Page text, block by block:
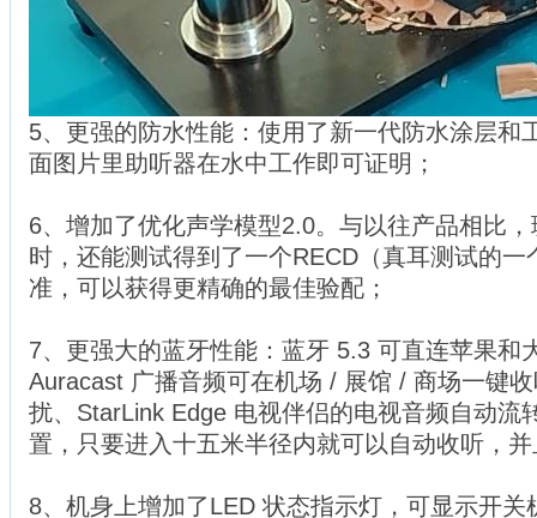
5、更强的防水性能：使用了新一代防水涂层和
面图片里助听器在水中工作即可证明；
6、增加了优化声学模型2.0。与以往产品相比
时，还能测试得到了一个RECD（真耳测试的一
准，可以获得更精确的最佳验配；
7、更强大的蓝牙性能：蓝牙 5.3 可直连苹果和
Auracast 广播音频可在机场 / 展馆 / 商场一键
扰、StarLink Edge 电视伴侣的电视音频自动流
置，只要进入十五米半径内就可以自动收听，
8、机身上增加了LED 状态指示灯，可显示开关